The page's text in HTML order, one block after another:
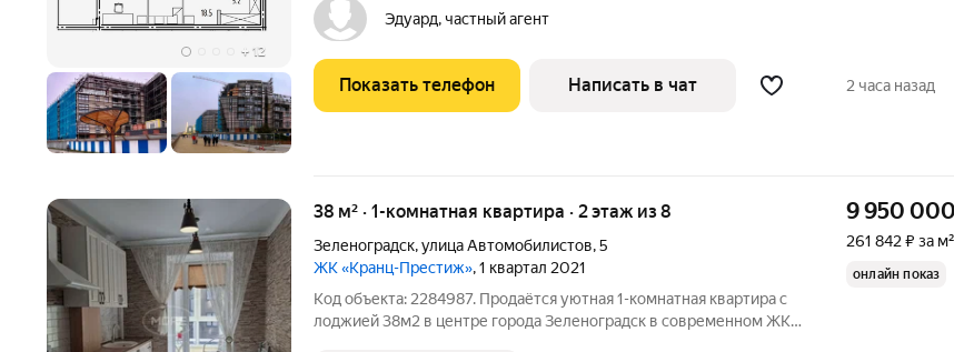
+ 12
Зеленоградск, в центре променада, буквально на «нулевом»
расстоянии от городского пляжа, на пересечении с
Эдуард, частный агент
Показать телефон Написать в чат 2 часа назад
38 м² · 1-комнатная квартира · 2 этаж из 8
Зеленоградск,улица Автомобилистов,5
ЖК «Кранц-Престиж», 1 квартал 2021
Код объекта: 2284987. Продаётся уютная 1-комнатная квартира с
лоджией 38м2 в центре города Зеленоградск в современном ЖК
9 950 000
261 842 ₽ за м²
онлайн показ